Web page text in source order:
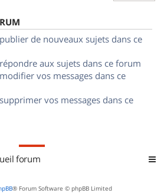
publier de nouveaux sujets dans ce
répondre aux sujets dans ce forum
modifier vos messages dans ce
supprimer vos messages dans ce
forum
® Forum Software © phpBB Limited